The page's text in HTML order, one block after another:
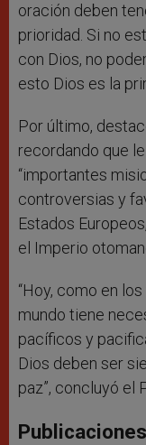
oración deben
prioridad. Si no
con Dios, no
esto Dios es la
Por último,
recordando que
“importantes
controversias y
Estados
el Imperio
“Hoy, como en
mundo tiene
pacíficos y
Dios deben ser
paz”, concluyó el